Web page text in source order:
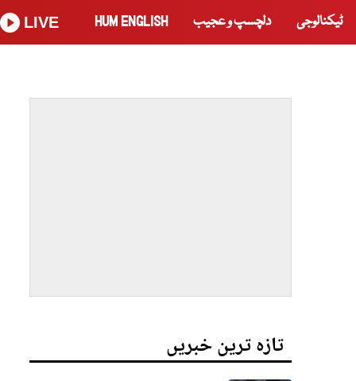
ٹیکنالوجی دلچسپ و عجیب HUM ENGLISH
LIVE
تازہ ترین خبریں